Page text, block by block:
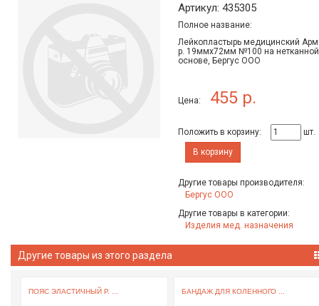
Артикул: 435305
Полное название:
Лейкопластырь медицинский
р. 19ммх72мм №100 на нетканной
основе, Бергус ООО
Цена: 455 р.
Положить в корзину:
шт.
В корзину
Другие товары производителя:
Бергус ООО
Другие товары в категории:
Изделия мед. назначения
Другие товары из этого раздела
ПОЯС ЭЛАСТИЧНЫЙ Р. ... БАНДАЖ ДЛЯ КОЛЕННОГО ...